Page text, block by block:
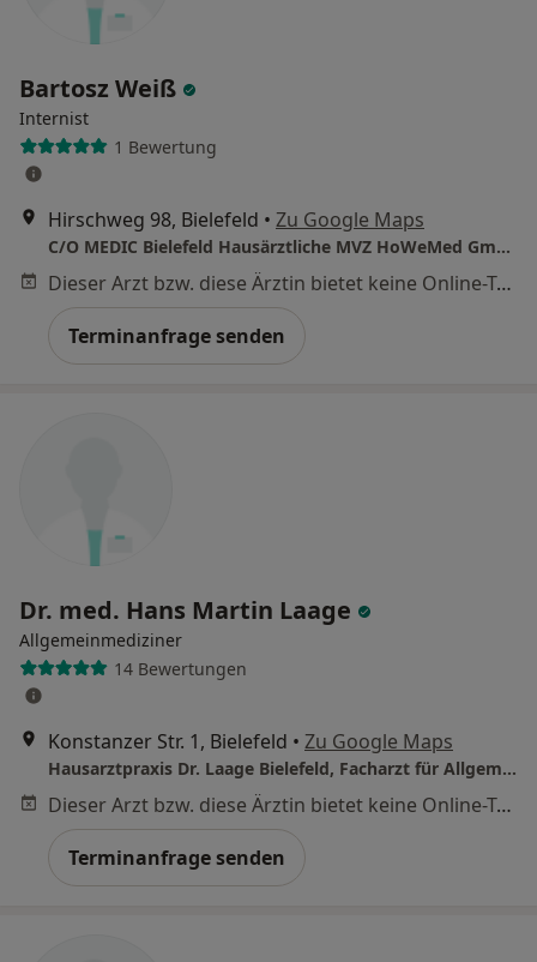
Bartosz Weiß
Internist
1 Bewertung
Hirschweg 98, Bielefeld • Zu Google Maps
C/O MEDIC Bielefeld Hausärztliche MVZ HoWeMed GmbH
Dieser Arzt bzw. diese Ärztin bietet keine Online-Terminbuchung an diesem Standort an.
Terminanfrage senden
Dr. med. Hans Martin Laage
Allgemeinmediziner
14 Bewertungen
Konstanzer Str. 1, Bielefeld • Zu Google Maps
Hausarztpraxis Dr. Laage Bielefeld, Facharzt für Allgemeinmedizin
Dieser Arzt bzw. diese Ärztin bietet keine Online-Terminbuchung an diesem Standort an.
Terminanfrage senden